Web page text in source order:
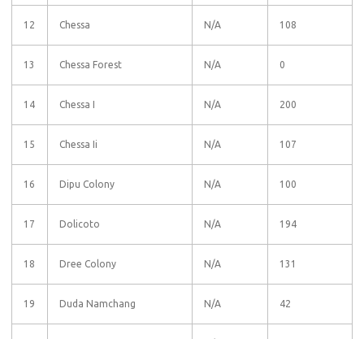
12 Chessa N/A 108
13 Chessa Forest N/A 0
14 Chessa I N/A 200
15 Chessa Ii N/A 107
16 Dipu Colony N/A 100
17 Dolicoto N/A 194
18 Dree Colony N/A 131
19 Duda Namchang N/A 42